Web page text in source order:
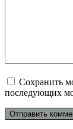
Сохранить
последующих